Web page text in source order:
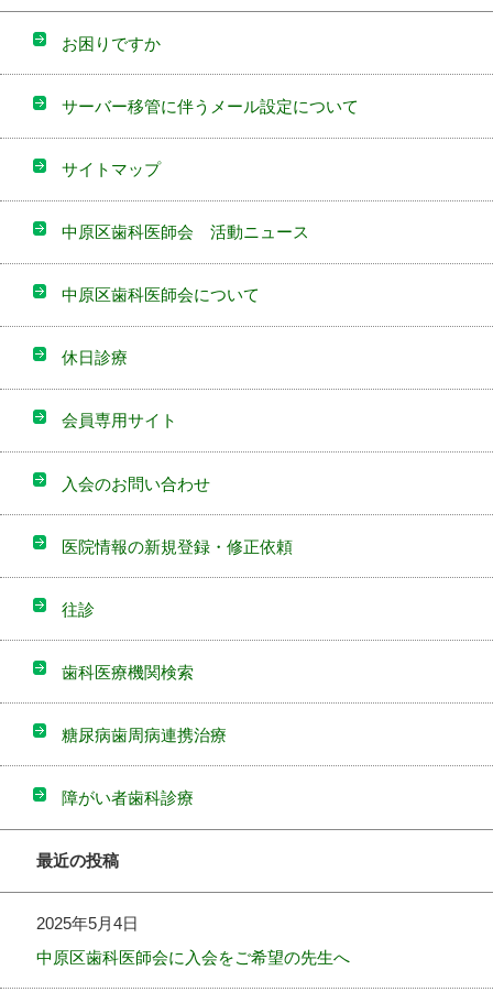
お困りですか
サーバー移管に伴うメール設定について
サイトマップ
中原区歯科医師会 活動ニュース
中原区歯科医師会について
休日診療
会員専用サイト
入会のお問い合わせ
医院情報の新規登録・修正依頼
往診
歯科医療機関検索
糖尿病歯周病連携治療
障がい者歯科診療
最近の投稿
2025年5月4日
中原区歯科医師会に入会をご希望の先生へ